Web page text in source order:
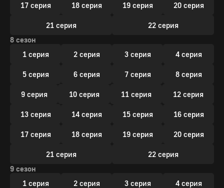
17 серия 18 серия 19 серия 20 серия
21 серия
22 серия
8 сезон
1 серия
2 серия 3 серия 4 серия
5 серия 6 серия 7 серия 8 серия
9 серия 10 серия 11 серия 12 серия
13 серия 14 серия 15 серия 16 серия
17 серия 18 серия 19 серия 20 серия
21 серия
22 серия
9 сезон
1 серия
2 серия 3 серия 4 серия